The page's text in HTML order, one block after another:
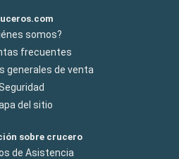
somos?
frecuentes
generales de venta
del sitio
sobre crucero
de Asistencia